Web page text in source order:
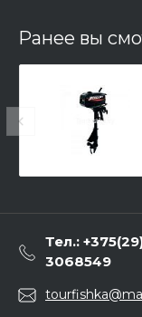
Ранее вы
Тел.:
3068549